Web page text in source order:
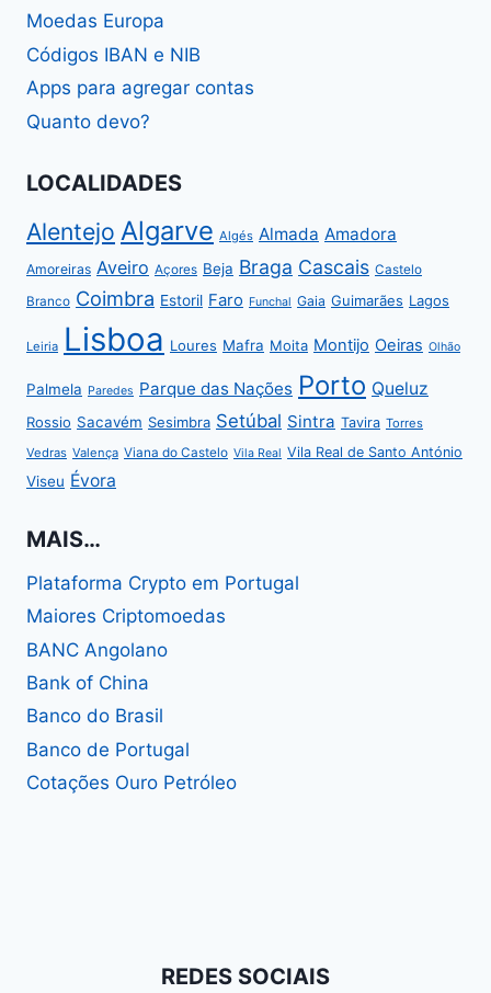
Moedas Europa
Códigos IBAN e NIB
Apps para agregar contas
Quanto devo?
LOCALIDADES
Alentejo Algarve Algés Almada Amadora
Amoreiras Aveiro Açores Beja Braga Cascais Castelo
Branco Coimbra Estoril Faro Funchal Gaia Guimarães Lagos
Leiria Lisboa Loures Mafra Moita Montijo Oeiras Olhão
Palmela Paredes Parque das Nações Porto Queluz
Rossio Sacavém Sesimbra Setúbal Sintra Tavira Torres
Vedras Valença Viana do Castelo Vila Real Vila Real de Santo António
Viseu Évora
MAIS…
Plataforma Crypto em Portugal
Maiores Criptomoedas
BANC Angolano
Bank of China
Banco do Brasil
Banco de Portugal
Cotações Ouro Petróleo
REDES SOCIAIS